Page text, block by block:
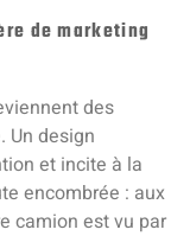
de marketing
des
Un design
et incite à la
encombrée : aux
camion est vu par